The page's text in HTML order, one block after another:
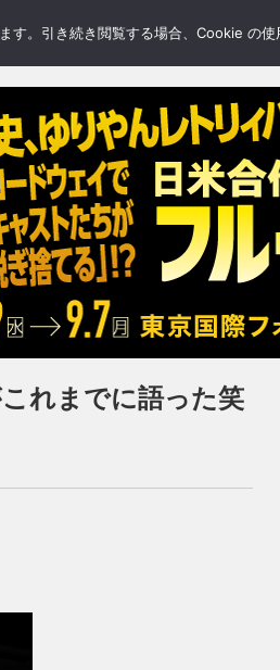
れまでに語った笑
。引き続き閲覧する場合、Cookie の使